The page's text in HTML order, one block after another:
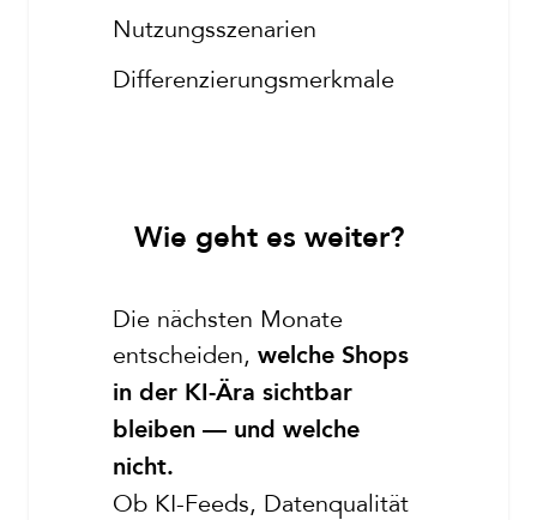
Nutzungsszenarien
Differenzierungsmerkmale
Wie geht es weiter?
Die nächsten Monate
entscheiden, welche Shops
in der KI-Ära sichtbar
bleiben — und welche
nicht.
Ob KI-Feeds, Datenqualität